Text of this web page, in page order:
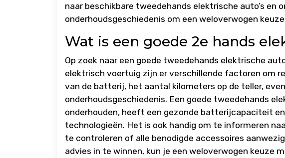
naar beschikbare tweedehands elektrische auto’s en
onderhoudsgeschiedenis om een weloverwogen
Wat is een goede 2e hands
Op zoek naar een goede tweedehands elektrische
elektrisch voertuig zijn er verschillende factoren om
van de batterij, het aantal kilometers op de teller,
onderhoudsgeschiedenis. Een goede tweedehands
onderhouden, heeft een gezonde batterijcapaciteit
technologieën. Het is ook handig om te informeren
te controleren of alle benodigde accessoires
advies in te winnen, kun je een weloverwogen keuze